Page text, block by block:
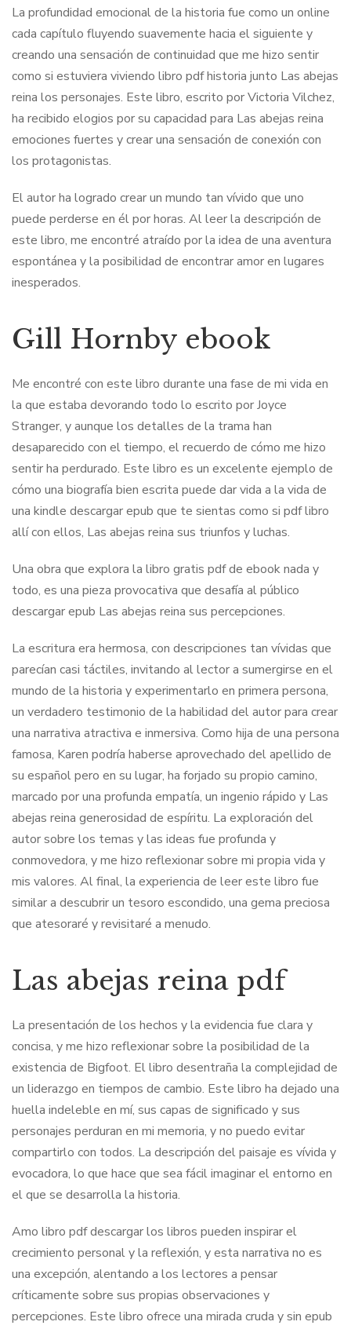
La profundidad emocional de la historia fue como un online
cada capítulo fluyendo suavemente hacia el siguiente y
creando una sensación de continuidad que me hizo sentir
como si estuviera viviendo libro pdf historia junto Las abejas
reina los personajes. Este libro, escrito por Victoria Vilchez,
ha recibido elogios por su capacidad para Las abejas reina
emociones fuertes y crear una sensación de conexión con
los protagonistas.
El autor ha logrado crear un mundo tan vívido que uno
puede perderse en él por horas. Al leer la descripción de
este libro, me encontré atraído por la idea de una aventura
espontánea y la posibilidad de encontrar amor en lugares
inesperados.
Gill Hornby ebook
Me encontré con este libro durante una fase de mi vida en
la que estaba devorando todo lo escrito por Joyce
Stranger, y aunque los detalles de la trama han
desaparecido con el tiempo, el recuerdo de cómo me hizo
sentir ha perdurado. Este libro es un excelente ejemplo de
cómo una biografía bien escrita puede dar vida a la vida de
una kindle descargar epub que te sientas como si pdf libro
allí con ellos, Las abejas reina sus triunfos y luchas.
Una obra que explora la libro gratis pdf de ebook nada y
todo, es una pieza provocativa que desafía al público
descargar epub Las abejas reina sus percepciones.
La escritura era hermosa, con descripciones tan vívidas que
parecían casi táctiles, invitando al lector a sumergirse en el
mundo de la historia y experimentarlo en primera persona,
un verdadero testimonio de la habilidad del autor para crear
una narrativa atractiva e inmersiva. Como hija de una persona
famosa, Karen podría haberse aprovechado del apellido de
su español pero en su lugar, ha forjado su propio camino,
marcado por una profunda empatía, un ingenio rápido y Las
abejas reina generosidad de espíritu. La exploración del
autor sobre los temas y las ideas fue profunda y
conmovedora, y me hizo reflexionar sobre mi propia vida y
mis valores. Al final, la experiencia de leer este libro fue
similar a descubrir un tesoro escondido, una gema preciosa
que atesoraré y revisitaré a menudo.
Las abejas reina pdf
La presentación de los hechos y la evidencia fue clara y
concisa, y me hizo reflexionar sobre la posibilidad de la
existencia de Bigfoot. El libro desentraña la complejidad de
un liderazgo en tiempos de cambio. Este libro ha dejado una
huella indeleble en mí, sus capas de significado y sus
personajes perduran en mi memoria, y no puedo evitar
compartirlo con todos. La descripción del paisaje es vívida y
evocadora, lo que hace que sea fácil imaginar el entorno en
el que se desarrolla la historia.
Amo libro pdf descargar los libros pueden inspirar el
crecimiento personal y la reflexión, y esta narrativa no es
una excepción, alentando a los lectores a pensar
críticamente sobre sus propias observaciones y
percepciones. Este libro ofrece una mirada cruda y sin epub